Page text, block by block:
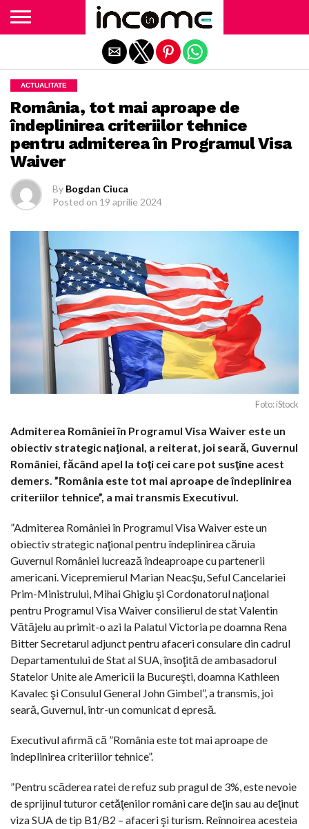
ACTUALITATE
România, tot mai aproape de
îndeplinirea criteriilor tehnice
pentru admiterea în Programul Visa
Waiver
By Bogdan Ciuca
Posted on 19 aprilie 2024
Foto: iStock
Admiterea României în Programul Visa Waiver este un
obiectiv strategic naţional, a reiterat, joi seară, Guvernul
României, făcând apel la toţi cei care pot susţine acest
demers. ”România este tot mai aproape de îndeplinirea
criteriilor tehnice”, a mai transmis Executivul.
”Admiterea României în Programul Visa Waiver este un
obiectiv strategic naţional pentru îndeplinirea căruia
Guvernul României lucrează îndeaproape cu partenerii
americani. Vicepremierul Marian Neacşu, Seful Cancelariei
Prim-Ministrului, Mihai Ghigiu şi Cordonatorul naţional
pentru Programul Visa Waiver consilierul de stat Valentin
Vătăjelu au primit-o azi la Palatul Victoria pe doamna Rena
Bitter Secretarul adjunct pentru afaceri consulare din cadrul
Departamentului de Stat al SUA, însoţită de ambasadorul
Statelor Unite ale Americii la Bucureşti, doamna Kathleen
Kavalec şi Consulul General John Gimbel”, a transmis, joi
seară, Guvernul, într-un comunicat d epresă.
Executivul afirmă că ”România este tot mai aproape de
îndeplinirea criteriilor tehnice”.
”Pentru scăderea ratei de refuz sub pragul de 3%, este nevoie
de sprijinul tuturor cetăţenilor români care deţin sau au deţinut
viza SUA de tip B1/B2 – afaceri şi turism. Reînnoirea acesteia
Exit mobile version